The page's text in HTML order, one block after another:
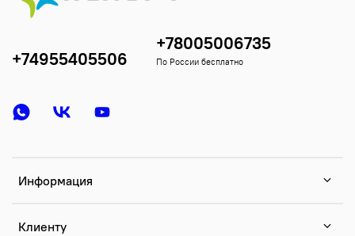
Информация
Клиенту
+74955405506
+78005006735
По России бесплатно